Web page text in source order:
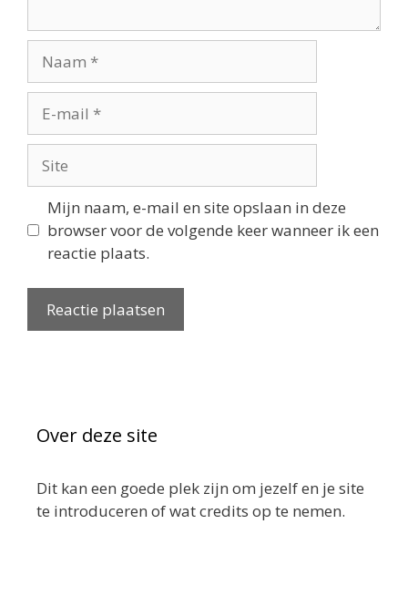
Mijn naam, e-mail en site opslaan in deze
browser voor de volgende keer wanneer ik een
reactie plaats.
Over deze site
Dit kan een goede plek zijn om jezelf en je site
te introduceren of wat credits op te nemen.